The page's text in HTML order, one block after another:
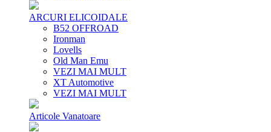
ARCURI ELICOIDALE
B52 OFFROAD
Ironman
Lovells
Old Man Emu
VEZI MAI MULT
XT Automotive
VEZI MAI MULT
Articole Vanatoare